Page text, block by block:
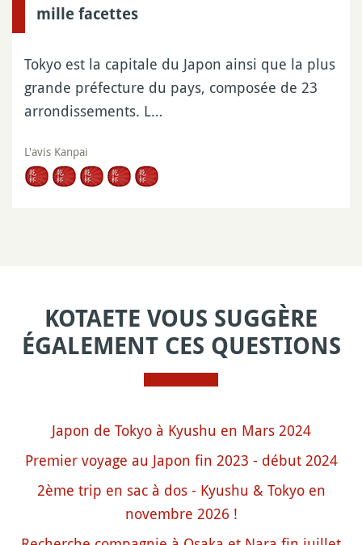
mille facettes
Tokyo est la capitale du Japon ainsi que la plus
grande préfecture du pays, composée de 23
arrondissements. L…
L'avis Kanpai
KOTAETE VOUS SUGGÈRE
ÉGALEMENT CES QUESTIONS
Japon de Tokyo à Kyushu en Mars 2024
Premier voyage au Japon fin 2023 - début 2024
2ème trip en sac à dos - Kyushu & Tokyo en
novembre 2026 !